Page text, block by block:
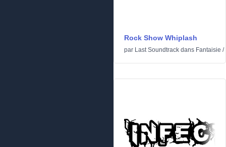
Rock Show Whiplash
par Last Soundtrack dans Fantaisie /